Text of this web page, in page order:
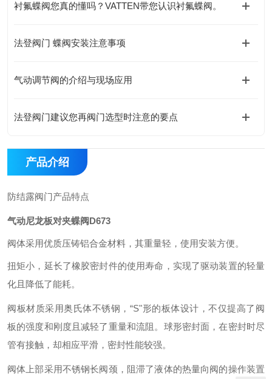
衬氟蝶阀您真的懂吗？VATTEN带您认识衬氟蝶阀。
法登阀门 蝶阀安装注意事项
气动调节阀的介绍与现场应用
法登阀门建议您再阀门选型时注意的要点
产品介绍
防结露阀门产品特点
气动尼龙板对夹蝶阀D673
阀体采用优质压铸铝合金材料，其重量轻，使用安装方便。
扭矩小，延长了橡胶密封件的使用寿命，实现了驱动装置的轻量
化且降低了能耗。
阀板材质采用奥氏体不锈钢，“S"形的板体设计，不仅提高了阀
板的强度和刚度且减轻了重量和流阻。球形密封面，在密封时尽
管有接触，却相应平滑，密封性能较强。
阀体上部采用不锈钢长阀颈，阻滞了液体的热量向阀的操作装置